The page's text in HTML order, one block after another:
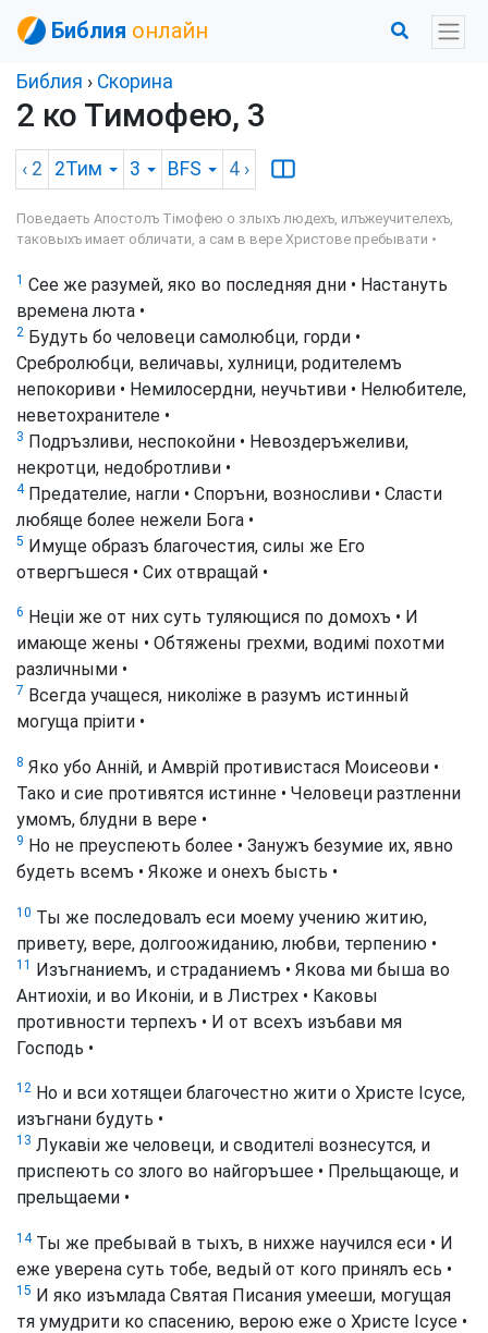
Библия онлайн
Библия › Скорина
2 ко Тимофею, 3
‹ 2 2Тим 3 BFS 4 ›
Поведаеть Апостолъ Тімофею о злыхъ людехъ, илъжеучителехъ,
таковыхъ имает обличати, а сам в вере Христове пребывати •
1 Сее же разумей, яко во последняя дни • Настануть
времена люта •
2 Будуть бо человеци самолюбци, горди •
Сребролюбци, величавы, хулници, родителемъ
непокориви • Немилосердни, неучьтиви • Нелюбителе,
неветохранителе •
3 Подръзливи, неспокойни • Невоздеръжеливи,
некротци, недобротливи •
4Предателие, нагли • Споръни, возносливи • Сласти
любяще более нежели Бога •
5 Имуще образъ благочестия, силы же Его
отвергъшеся • Сих отвращай •
6 Неціи же от них суть туляющися по домохъ • И
имающе жены • Обтяжены грехми, водимі похотми
различными •
7 Всегда учащеся, николіже в разумъ истинный
могуща пріити •
8 Яко убо Анній, и Амврій противистася Моисеови •
Тако и сие противятся истинне • Человеци разтленни
умомъ, блудни в вере •
9 Но не преуспеють более • Занужъ безумие их, явно
будеть всемъ • Якоже и онехъ бысть •
10 Ты же последовалъ еси моему учению житию,
привету, вере, долгоожиданию, любви, терпению •
11 Изъгнаниемъ, и страданиемъ • Якова ми быша во
Антиохіи, и во Иконіи, и в Листрех • Каковы
противности терпехъ • И от всехъ изъбави мя
Господь •
12 Но и вси хотящеи благочестно жити о Христе Ісусе,
изъгнани будуть •
13 Лукавіи же человеци, и сводителі вознесутся, и
приспеють со злого во найгоръшее • Прельщающе, и
прельщаеми •
14Ты же пребывай в тыхъ, в нихже научился еси • И
еже уверена суть тобе, ведый от кого принялъ есь •
15 И яко изъмлада Святая Писания умееши, могущая
тя умудрити ко спасению, верою еже о Христе Ісусе •